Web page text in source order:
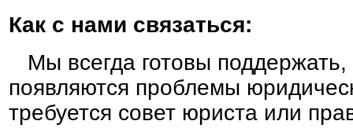
Как с нами связаться:
Мы всегда готовы поддержать,
появляются проблемы
требуется совет юриста или